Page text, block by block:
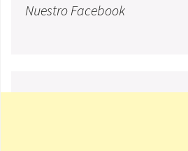
Nuestro Facebook